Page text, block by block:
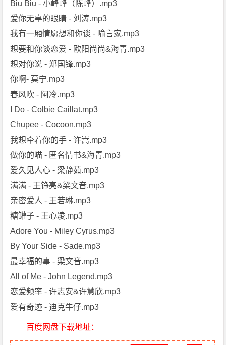
Biu Biu - 小峰峰（陈峰）.mp3
爱你无辜的眼睛 - 刘涛.mp3
我有一厢情愿想和你谈 - 喻言家.mp3
想要和你谈恋爱 - 欧阳尚尚&海青.mp3
想对你说 - 郑国锋.mp3
你啊- 莫宁.mp3
春风吹 - 阿冷.mp3
I Do - Colbie Caillat.mp3
Chupee - Cocoon.mp3
我想牵着你的手 - 许嵩.mp3
做你的喵 - 匿名情书&海青.mp3
爱久见人心 - 梁静茹.mp3
满满 - 王铮亮&梁文音.mp3
亲密爱人 - 王若琳.mp3
糖罐子 - 王心凌.mp3
Adore You - Miley Cyrus.mp3
By Your Side - Sade.mp3
最幸福的事 - 梁文音.mp3
All of Me - John Legend.mp3
恋爱频率 - 许志安&许慧欣.mp3
爱有奇迹 - 迪克牛仔.mp3
百度网盘下载地址：